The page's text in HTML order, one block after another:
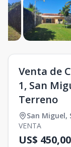
Venta de
1, San
Terreno
San Miguel,
VENTA
US$